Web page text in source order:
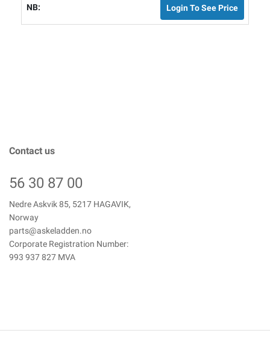
Login To See Price
Contact us
56 30 87 00
Nedre Askvik 85, 5217 HAGAVIK,
Norway
parts@askeladden.no
Corporate Registration Number:
993 937 827 MVA